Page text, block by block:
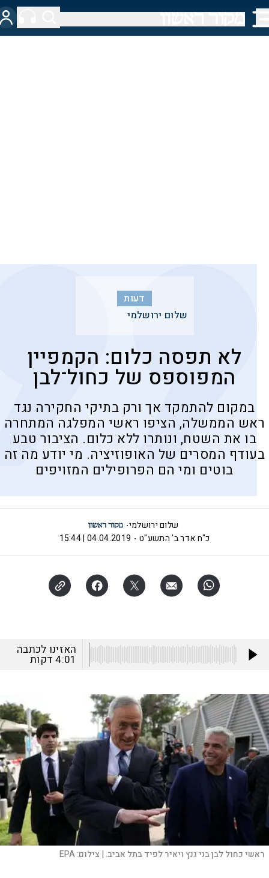
דעות
שלום ירושלמי
לא תפסה כלום: הקמפיין
המפוספס של כחול־לבן
במקום להתמקד אך ורק בתיקי החקירה נגד
ראש הממשלה, הציפו ראשי המפלגה המתחרה
בו את השטח, ונותרו ללא כלום. הציבור טבע
בעודף המסרים של האופוזיציה. מי יודע מה זה
בוטים ומי הם הפרופילים המזויפים
שלום ירושלמי
כ"ח אדר ב' התשע"ט
04.04.2019 | 15:44
האזינו לכתבה
4:01דקות
ראשי כחול לבן בני גנץ ויאיר לפיד בתל אביב. | צילום:EPA